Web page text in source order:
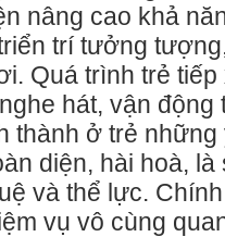
nâng cao khả
trí tưởng
Quá trình trẻ
hát, vận động
thành ở trẻ những
diện, hài hoà,
và thể lực.
vụ vô cùng